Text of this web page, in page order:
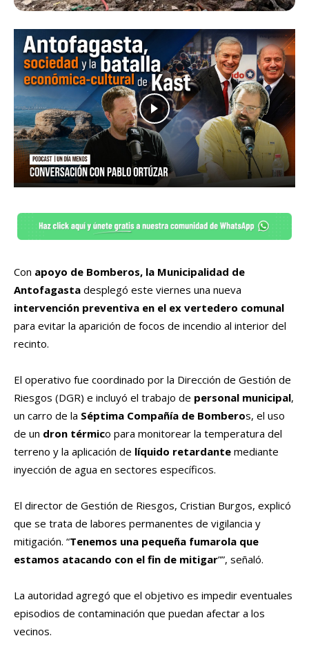
Con apoyo de Bomberos, la Municipalidad de
Antofagasta desplegó este viernes una nueva
intervención preventiva en el ex vertedero comunal
para evitar la aparición de focos de incendio al interior del
recinto.
El operativo fue coordinado por la Dirección de Gestión de
Riesgos (DGR) e incluyó el trabajo de personal municipal,
un carro de la Séptima Compañía de Bomberos, el uso
de un dron térmico para monitorear la temperatura del
terreno y la aplicación de líquido retardante mediante
inyección de agua en sectores específicos.
El director de Gestión de Riesgos, Cristian Burgos, explicó
que se trata de labores permanentes de vigilancia y
mitigación. “Tenemos una pequeña fumarola que
estamos atacando con el fin de mitigar””, señaló.
La autoridad agregó que el objetivo es impedir eventuales
episodios de contaminación que puedan afectar a los
vecinos.